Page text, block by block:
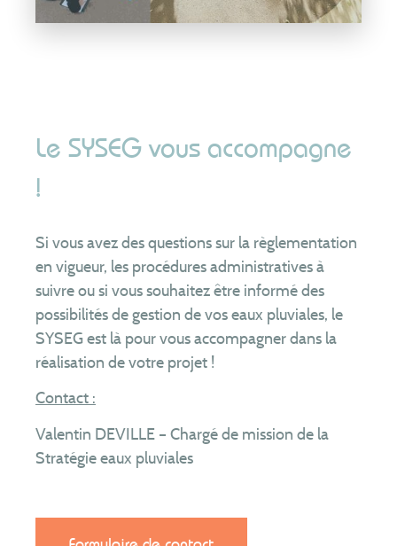
Le SYSEG vous accompagne
!
Si vous avez des questions sur la règlementation
en vigueur, les procédures administratives à
suivre ou si vous souhaitez être informé des
possibilités de gestion de vos eaux pluviales, le
SYSEG est là pour vous accompagner dans la
réalisation de votre projet !
Contact :
Valentin DEVILLE – Chargé de mission de la
Stratégie eaux pluviales